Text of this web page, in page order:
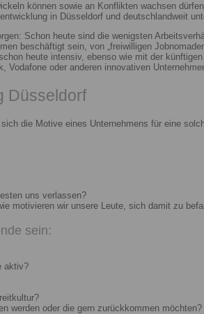
können sowie an Konflikten wachsen
in Düsseldorf und deutschlandweit
Schon heute sind die wenigsten
beschäftigt sein, von „freiwilligen
heute intensiv, ebenso wie mit der
oder anderen innovativen
Düsseldorf
die Motive eines Unternehmens für eine
uns verlassen?
motivieren wir unsere Leute, sich damit zu
sein:
aktiv?
werden oder die gern zurückkommen möchten?